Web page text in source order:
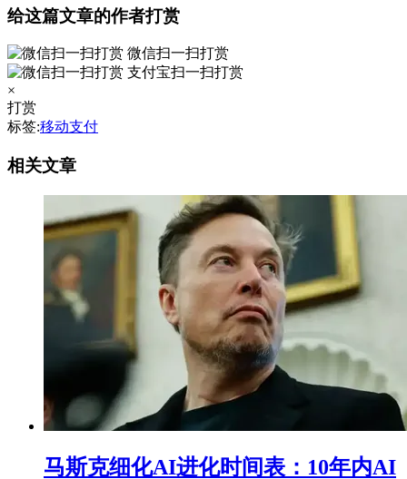
给这篇文章的作者打赏
微信扫一扫打赏
支付宝扫一扫打赏
×
打赏
标签:移动支付
相关文章
马斯克细化AI进化时间表：10年内AI